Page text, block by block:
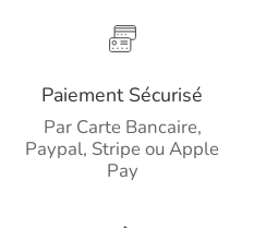
Paiement Sécurisé
Par Carte Bancaire,
Paypal, Stripe ou Apple
Pay